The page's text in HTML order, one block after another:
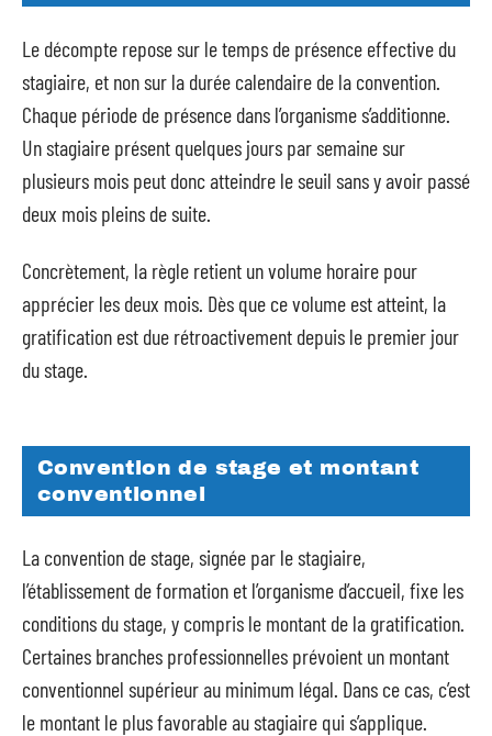
Le décompte repose sur le temps de présence effective du
stagiaire, et non sur la durée calendaire de la convention.
Chaque période de présence dans l’organisme s’additionne.
Un stagiaire présent quelques jours par semaine sur
plusieurs mois peut donc atteindre le seuil sans y avoir passé
deux mois pleins de suite.
Concrètement, la règle retient un volume horaire pour
apprécier les deux mois. Dès que ce volume est atteint, la
gratification est due rétroactivement depuis le premier jour
du stage.
Convention de stage et montant
conventionnel
La convention de stage, signée par le stagiaire,
l’établissement de formation et l’organisme d’accueil, fixe les
conditions du stage, y compris le montant de la gratification.
Certaines branches professionnelles prévoient un montant
conventionnel supérieur au minimum légal. Dans ce cas, c’est
le montant le plus favorable au stagiaire qui s’applique.